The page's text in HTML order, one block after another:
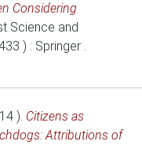
Considering
Science and
) : Springer .
). Citizens as
Attributions of